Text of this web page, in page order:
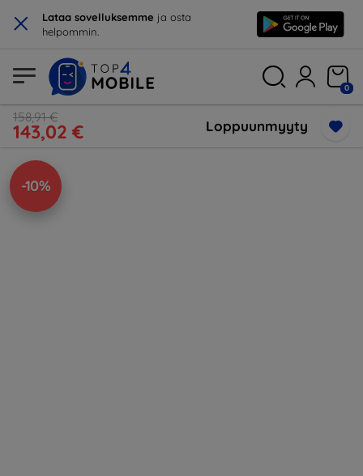
× Lataa sovelluksemme ja osta
helpommin.
0
158,91 €
143,02 € Loppuunmyyty
-10%